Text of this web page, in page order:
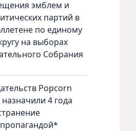
эмблем и
партий в
по единому
на выборах
Собрания
Popcorn
4 года